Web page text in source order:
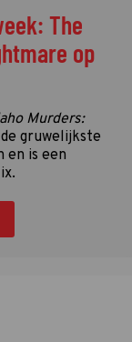
The
op
Murders:
gruwelijkste
en is een